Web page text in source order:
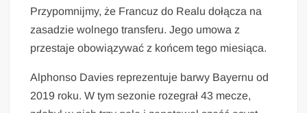
Przypomnijmy, że Francuz do Realu dołącza na
zasadzie wolnego transferu. Jego umowa z
przestaje obowiązywać z końcem tego miesiąca.
Alphonso Davies reprezentuje barwy Bayernu od
2019 roku. W tym sezonie rozegrał 43 mecze,